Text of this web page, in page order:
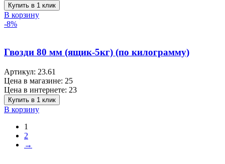
Купить в 1 клик
В корзину
-8%
Гвозди 80 мм (ящик-5кг) (по килограмму)
Артикул: 23.61
Цена в магазине: 25
Цена в интернете: 23
Купить в 1 клик
В корзину
1
2
→